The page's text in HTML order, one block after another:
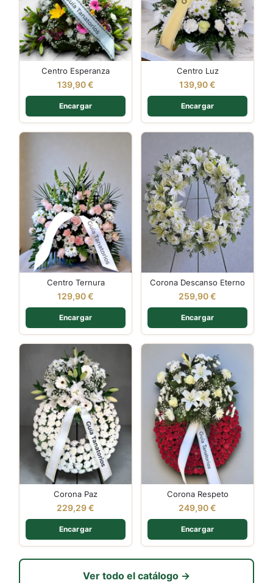
Centro Esperanza
139,90€
Encargar
Centro Luz
139,90€
Encargar
Centro Ternura
129,90€
Encargar
Corona Descanso Eterno
259,90€
Encargar
Corona Paz
229,29€
Encargar
Corona Respeto
249,90€
Encargar
Ver todo el catálogo →